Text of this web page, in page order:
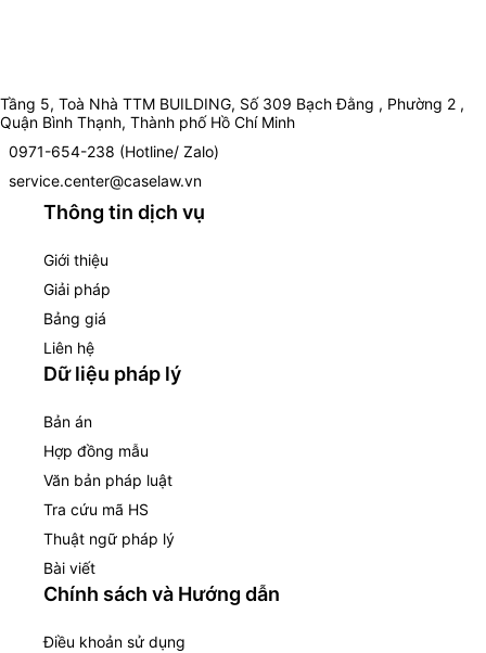
Tầng 5, Toà Nhà TTM BUILDING, Số 309 Bạch Đằng , Phường 2 ,
Quận Bình Thạnh, Thành phố Hồ Chí Minh
0971-654-238 (Hotline/ Zalo)
service.center@caselaw.vn
Thông tin dịch vụ
Giới thiệu
Giải pháp
Bảng giá
Liên hệ
Dữ liệu pháp lý
Bản án
Hợp đồng mẫu
Văn bản pháp luật
Tra cứu mã HS
Thuật ngữ pháp lý
Bài viết
Chính sách và Hướng dẫn
Điều khoản sử dụng